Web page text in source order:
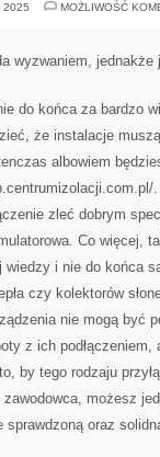
2025 MOŻLIWOŚĆ
wyzwaniem,
do końca za bardzo
że instalacje
albowiem
zleć dobrym
Co więcej,
i nie do końca
czy kolektorów
nie mogą być
z ich podłączeniem,
by tego rodzaju
możesz
oraz